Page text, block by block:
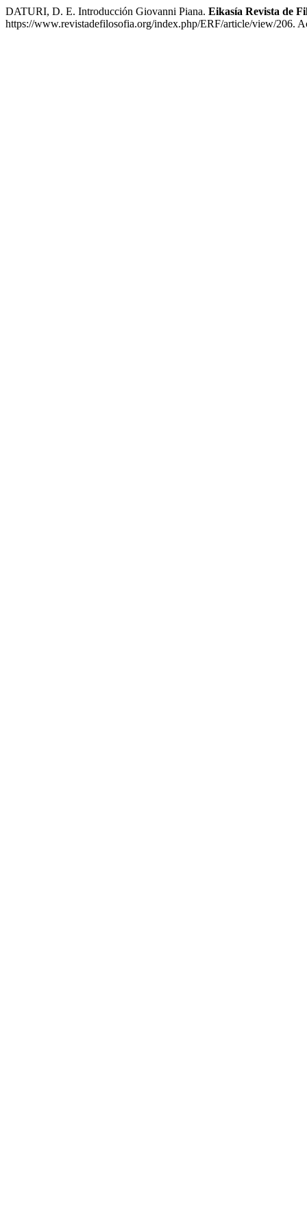
DATURI, D. E. Introducción Giovanni Piana. Eikasía Revista de
https://www.revistadefilosofia.org/index.php/ERF/article/view/206.